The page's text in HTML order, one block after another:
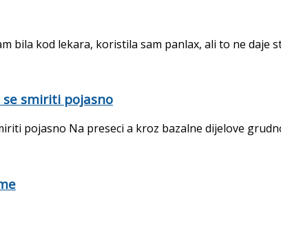
bila kod lekara, koristila sam panlax, ali to ne daje
se smiriti pojasno
pojasno Na preseci a kroz bazalne dijelove